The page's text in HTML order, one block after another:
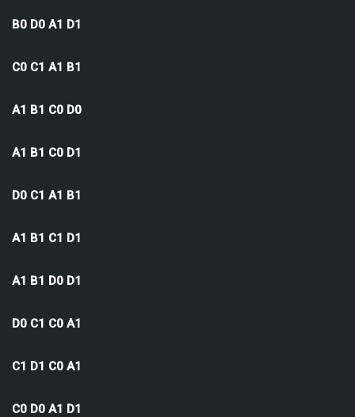
B0 D0 A1 D1
C0 C1 A1 B1
A1 B1 C0 D0
A1 B1 C0 D1
D0 C1 A1 B1
A1 B1 C1 D1
A1 B1 D0 D1
D0 C1 C0 A1
C1 D1 C0 A1
C0 D0 A1 D1